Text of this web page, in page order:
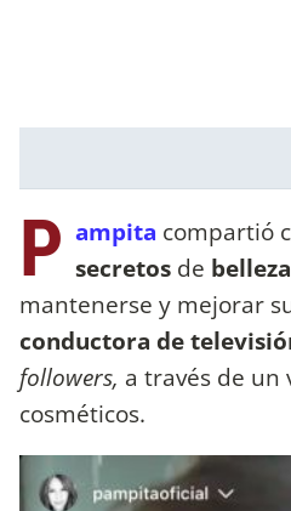
P ampita compartió
secretos de belleza
mantenerse y mejorar
conductora de
followers, a través de un
cosméticos.